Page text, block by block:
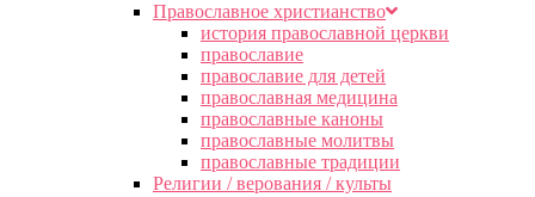
Православное христианство
история православной церкви
православие
православие для детей
православная медицина
православные каноны
православные молитвы
православные традиции
Религии / верования / культы